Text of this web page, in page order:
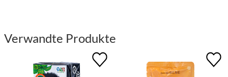
Verwandte Produkte